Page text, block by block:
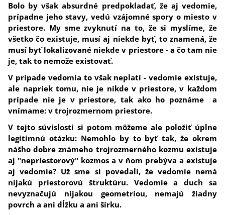
Bolo by však absurdné predpokladať, že aj vedomie,
prípadne jeho stavy, vedú vzájomné spory o miesto v
priestore. My sme zvyknutí na to, že si myslíme, že
všetko čo existuje, musí aj niekde byť, to znamená, že
musí byť lokalizované niekde v priestore - a čo tam nie
je, tak to nemože existovať.
V prípade vedomia to však neplatí - vedomie existuje,
ale napriek tomu, nie je nikde v priestore, v každom
prípade nie je v priestore, tak ako ho poznáme a
vnímame: v trojrozmernom priestore.
V tejto súvislosti si potom môžeme ale položiť úplne
legitimnú otázku: Nemohlo by to byť tak, že okrem
nášho dobre známeho trojrozmerného kozmu existuje
aj "nepriestorový" kozmos a v ňom prebýva a existuje
aj vedomie? Už sme si povedali, že vedomie nemá
nijakú priestorovú štruktúru. Vedomie a duch sa
nevyznačujú nijakou geometriou, nemajú žiadny
povrch a ani dĺžku a ani šírku.